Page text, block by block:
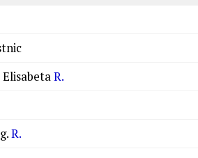
ElisabetaR.
R.